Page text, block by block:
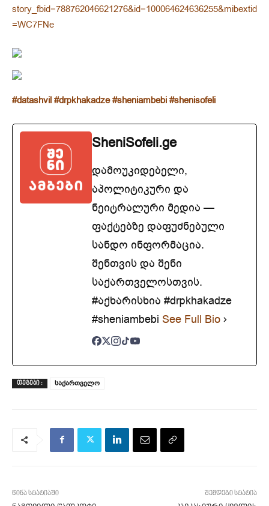
story_fbid=788762046621276&id=100064624636255&mibextid
=WC7FNe
#datashvil #drpkhakadze #sheniambebi #shenisofeli
SheniSofeli.ge
დამოუკიდებელი,
აპოლიტიკური და
ნეიტრალური მედია —
ფაქტებზე დაფუძნებული
სანდო ინფორმაცია.
შენთვის და შენი
საქართველოსთვის.
#აქხარისხია #drpkhakadze
#sheniambebi See Full Bio
ᲗᲔᲒᲔᲑᲘ : საქართველო
წინა სტატიაში შემდეგი სტატია